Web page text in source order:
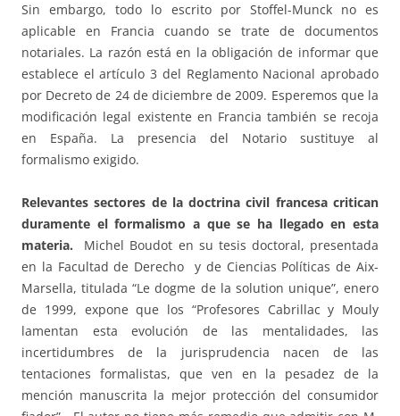
Sin embargo, todo lo escrito por Stoffel-Munck no es
aplicable en Francia cuando se trate de documentos
notariales. La razón está en la obligación de informar que
establece el artículo 3 del Reglamento Nacional aprobado
por Decreto de 24 de diciembre de 2009. Esperemos que la
modificación legal existente en Francia también se recoja
en España. La presencia del Notario sustituye al
formalismo exigido.
Relevantes sectores de la doctrina civil francesa critican
duramente el formalismo a que se ha llegado en esta
materia. Michel Boudot en su tesis doctoral, presentada
en la Facultad de Derecho y de Ciencias Políticas de Aix-
Marsella, titulada “Le dogme de la solution unique”, enero
de 1999, expone que los “Profesores Cabrillac y Mouly
lamentan esta evolución de las mentalidades, las
incertidumbres de la jurisprudencia nacen de las
tentaciones formalistas, que ven en la pesadez de la
mención manuscrita la mejor protección del consumidor